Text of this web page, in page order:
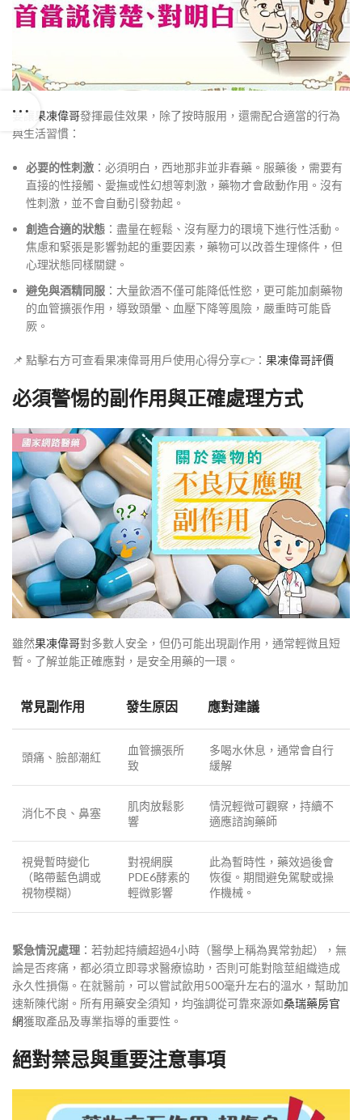
要讓 果凍偉哥發揮最佳效果，除了按時服用，還需配合適當的行為
與生活習慣：
必要的性刺激 ：必須明白，西地那非並非春藥。服藥後，需要有
直接的性接觸、愛撫或性幻想等刺激，藥物才會啟動作用。沒有
性刺激，並不會自動引發勃起。
創造合適的狀態 ：盡量在輕鬆、沒有壓力的環境下進行性活動。
焦慮和緊張是影響勃起的重要因素，藥物可以改善生理條件，但
心理狀態同樣關鍵。
避免與酒精同服 ：大量飲酒不僅可能降低性慾，更可能加劇藥物
的血管擴張作用，導致頭暈、血壓下降等風險，嚴重時可能昏
厥。
📌 點擊右方可查看果凍偉哥用戶使用心得分享👉： 果凍偉哥評價
必須警惕的副作用與正確處理方式
雖然果凍偉哥對多數人安全，但仍可能出現副作用，通常輕微且短
暫。了解並能正確應對，是安全用藥的一環。
常見副作用 發生原因 應對建議
頭痛、臉部潮紅
血管擴張所
致
多喝水休息，通常會自行
緩解
消化不良、鼻塞
肌肉放鬆影
響
情況輕微可觀察，持續不
適應諮詢藥師
視覺暫時變化
（略帶藍色調或
視物模糊）
對視網膜
PDE6酵素的
輕微影響
此為暫時性，藥效過後會
恢復。期間避免駕駛或操
作機械。
緊急情況處理 ：若勃起持續超過4小時（醫學上稱為異常勃起），無
論是否疼痛，都必須立即尋求醫療協助，否則可能對陰莖組織造成
永久性損傷。在就醫前，可以嘗試飲用500毫升左右的溫水，幫助加
速新陳代謝。所有用藥安全須知，均強調從可靠來源如桑瑞藥房官
網獲取產品及專業指導的重要性。
絕對禁忌與重要注意事項